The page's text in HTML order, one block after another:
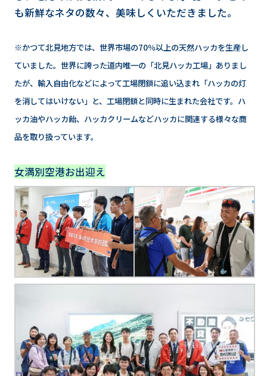
も新鮮なネタの数々、美味しくいただきました。
※かつて北見地方では、世界市場の70％以上の天然ハッカを生産し
ていました。世界に誇った道内唯一の「北見ハッカ工場」ありまし
たが、輸入自由化などによって工場閉鎖に追い込まれ「ハッカの灯
を消してはいけない」と、工場閉鎖と同時に生まれた会社です。ハ
ッカ油やハッカ飴、ハッカクリームなどハッカに関連する様々な商
品を取り扱っています。
女満別空港お出迎え